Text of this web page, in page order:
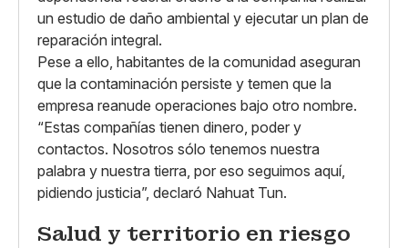
un estudio de daño ambiental y ejecutar un plan de
reparación integral.
Pese a ello, habitantes de la comunidad aseguran
que la contaminación persiste y temen que la
empresa reanude operaciones bajo otro nombre.
“Estas compañías tienen dinero, poder y
contactos. Nosotros sólo tenemos nuestra
palabra y nuestra tierra, por eso seguimos aquí,
pidiendo justicia”, declaró Nahuat Tun.
Salud y territorio en riesgo